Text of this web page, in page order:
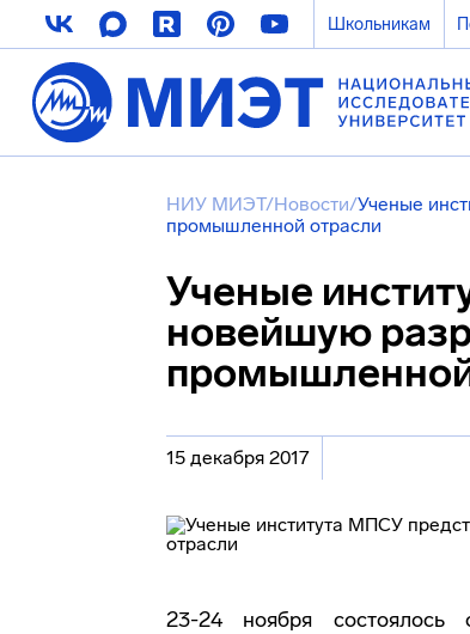
Школьникам
НИУ МИЭТ/Новости/Ученые
промышленной отрасли
Ученые
новейшую
15 декабря 2017
23-24 ноября